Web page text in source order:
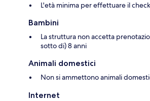
L'età minima per effettuare il
Bambini
La struttura non accetta
sotto di) 8 anni
Animali domestici
Non si ammettono animali
Internet